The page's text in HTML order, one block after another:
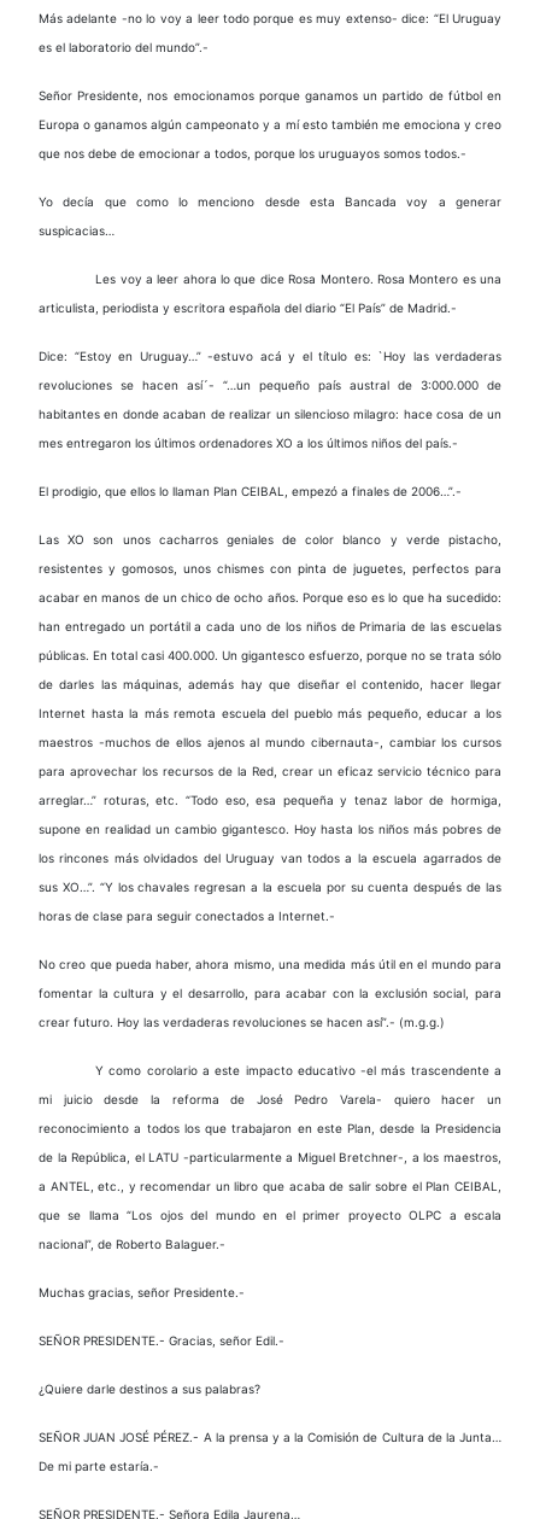
Más adelante -no lo voy a leer todo porque es muy extenso- dice: “El Uruguay
es el laboratorio del mundo”.-
Señor Presidente, nos emocionamos porque ganamos un partido de fútbol en
Europa o ganamos algún campeonato y a mí esto también me emociona y creo
que nos debe de emocionar a todos, porque los uruguayos somos todos.-
Yo decía que como lo menciono desde esta Bancada voy a generar
suspicacias…
Les voy a leer ahora lo que dice Rosa Montero. Rosa Montero es una
articulista, periodista y escritora española del diario “El País” de Madrid.-
Dice: “Estoy en Uruguay…” -estuvo acá y el título es: `Hoy las verdaderas
revoluciones se hacen así´- “…un pequeño país austral de 3:000.000 de
habitantes en donde acaban de realizar un silencioso milagro: hace cosa de un
mes entregaron los últimos ordenadores XO a los últimos niños del país.-
El prodigio, que ellos lo llaman Plan CEIBAL, empezó a finales de 2006…”.-
Las XO son unos cacharros geniales de color blanco y verde pistacho,
resistentes y gomosos, unos chismes con pinta de juguetes, perfectos para
acabar en manos de un chico de ocho años. Porque eso es lo que ha sucedido:
han entregado un portátil a cada uno de los niños de Primaria de las escuelas
públicas. En total casi 400.000. Un gigantesco esfuerzo, porque no se trata sólo
de darles las máquinas, además hay que diseñar el contenido, hacer llegar
Internet hasta la más remota escuela del pueblo más pequeño, educar a los
maestros -muchos de ellos ajenos al mundo cibernauta-, cambiar los cursos
para aprovechar los recursos de la Red, crear un eficaz servicio técnico para
arreglar…” roturas, etc. “Todo eso, esa pequeña y tenaz labor de hormiga,
supone en realidad un cambio gigantesco. Hoy hasta los niños más pobres de
los rincones más olvidados del Uruguay van todos a la escuela agarrados de
sus XO…”. “Y los chavales regresan a la escuela por su cuenta después de las
horas de clase para seguir conectados a Internet.-
No creo que pueda haber, ahora mismo, una medida más útil en el mundo para
fomentar la cultura y el desarrollo, para acabar con la exclusión social, para
crear futuro. Hoy las verdaderas revoluciones se hacen así”.- (m.g.g.)
Y como corolario a este impacto educativo -el más trascendente a
mi juicio desde la reforma de José Pedro Varela- quiero hacer un
reconocimiento a todos los que trabajaron en este Plan, desde la Presidencia
de la República, el LATU -particularmente a Miguel Bretchner-, a los maestros,
a ANTEL, etc., y recomendar un libro que acaba de salir sobre el Plan CEIBAL,
que se llama “Los ojos del mundo en el primer proyecto OLPC a escala
nacional”, de Roberto Balaguer.-
Muchas gracias, señor Presidente.-
SEÑOR PRESIDENTE.- Gracias, señor Edil.-
¿Quiere darle destinos a sus palabras?
SEÑOR JUAN JOSÉ PÉREZ.- A la prensa y a la Comisión de Cultura de la Junta…
De mi parte estaría.-
SEÑOR PRESIDENTE.- Señora Edila Jaurena…